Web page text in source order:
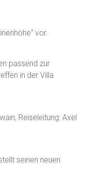
vor.
passend zur
in der Villa
Reiseleitung: Axel
seinen neuen